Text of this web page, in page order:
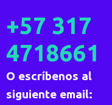
+57 317
4718661
O escríbenos al
siguiente email: